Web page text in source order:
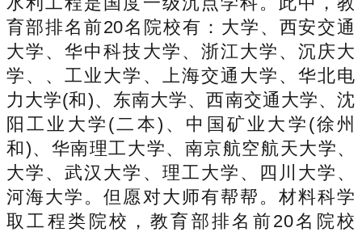
育部排名前20名院校有：大学、西安交通
大学、华中科技大学、浙江大学、沉庆大
学、、工业大学、上海交通大学、华北电
力大学(和)、东南大学、西南交通大学、沈
阳工业大学(二本)、中国矿业大学(徐州
和)、华南理工大学、南京航空航天大学、
大学、武汉大学、理工大学、四川大学、
河海大学。但愿对大师有帮帮。材料科学
取工程类院校，教育部排名前20名院校